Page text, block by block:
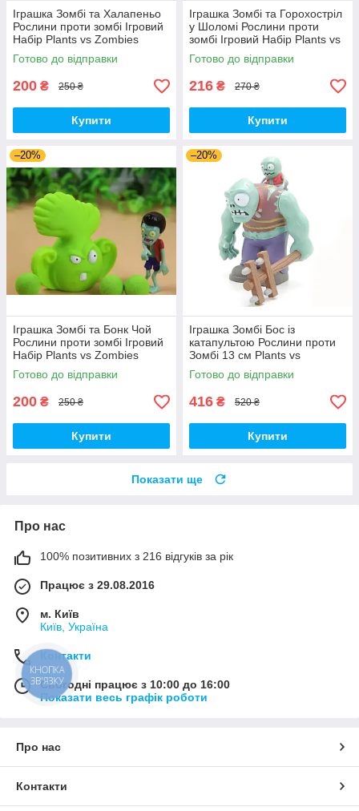
Іграшка Зомбі та Халапеньо
Рослини проти зомбі Ігровий
Набір Plants vs Zombies
(00226)
Готово до відправки
200 ₴ 250 ₴
Купити
Іграшка Зомбі та Горохостріл
у Шоломі Рослини проти
зомбі Ігровий Набір Plants vs
Zombies (00435)
Готово до відправки
216 ₴ 270 ₴
Купити
–20%
Іграшка Зомбі та Бонк Чой
Рослини проти зомбі Ігровий
Набір Plants vs Zombies
(00287)
Готово до відправки
200 ₴ 250 ₴
Купити
–20%
Іграшка Зомбі Бос із
катапультою Рослини проти
Зомбі 13 см Plants vs
Zombies Зомбі (00230)
Готово до відправки
416 ₴ 520 ₴
Купити
Показати ще
Про нас
100% позитивних з 216 відгуків за рік
Працює з 29.08.2016
м. Київ
Київ, Україна
Контакти
Сьогодні працює з 10:00 до 16:00
Показати весь графік роботи
Про нас
Контакти
КНОПКА
ЗВ'ЯЗКУ